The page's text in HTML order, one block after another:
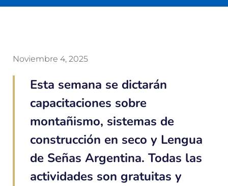
Noviembre 4, 2025
Esta semana se dictarán
capacitaciones sobre
montañismo, sistemas de
construcción en seco y Lengua
de Señas Argentina. Todas las
actividades son gratuitas y